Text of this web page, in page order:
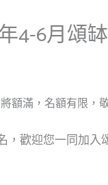
4-6月頌
額滿，名額有限，
，歡迎您一同加